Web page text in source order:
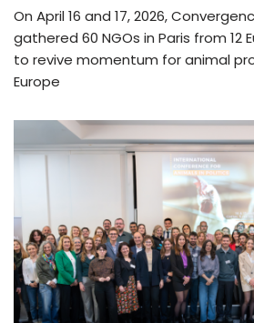
On April 16 and 17, 2026,
gathered 60 NGOs in Paris from 12
to revive momentum for animal
Europe